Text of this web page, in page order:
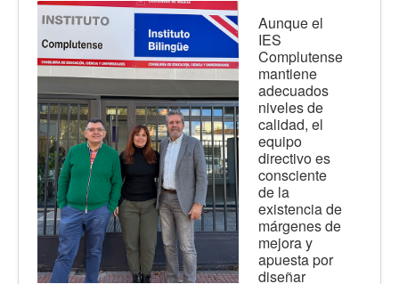
Aunque el
IES
Complutense
mantiene
adecuados
niveles de
calidad, el
equipo
directivo es
consciente
de la
existencia de
márgenes de
mejora y
apuesta por
diseñar